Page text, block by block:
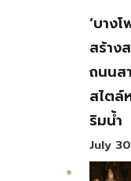
‘บาง
สร้าง
ถนนส
สไตล์
ริมน้ำ
July